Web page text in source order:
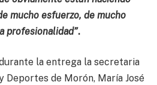
mucho esfuerzo, de mucho
profesionalidad”.
la entrega la secretaria
Deportes de Morón, María José